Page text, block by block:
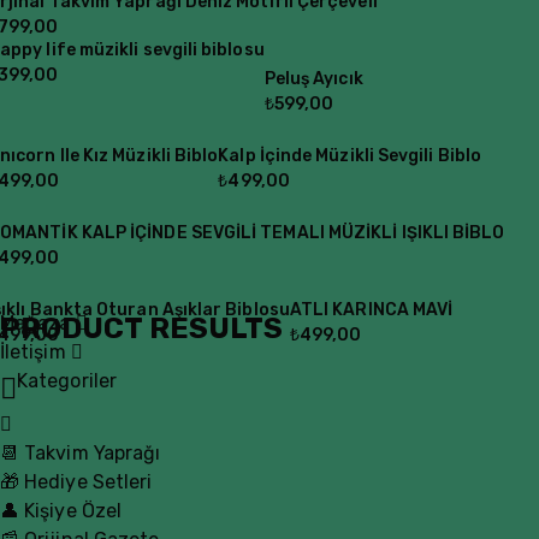
life müzikli sevgili biblosu
Peluş Ayıcık
₺599,00
Ile Kız Müzikli Biblo Kalp İçinde Müzikli Sevgili Biblo
₺499,00
KALP İÇİNDE SEVGİLİ TEMALI MÜZİKLİ IŞIKLI BİBLO
Bankta Oturan Aşıklar BiblosuATLI KARINCA MAVİ
₺499,00
PRODUCT RESULTS
Mağaza
İletişim
Kategoriler
📆 Takvim Yaprağı
🎁 Hediye Setleri
👤 Kişiye Özel